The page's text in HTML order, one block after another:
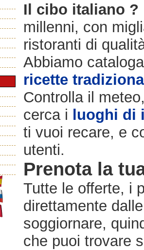
Il cibo italiano ?
millenni, con
ristoranti di
Abbiamo
ricette
Controlla il
cerca i luoghi di
ti vuoi recare, e
utenti.
Prenota la
Tutte le offerte, i
direttamente
soggiornare,
che puoi trovare